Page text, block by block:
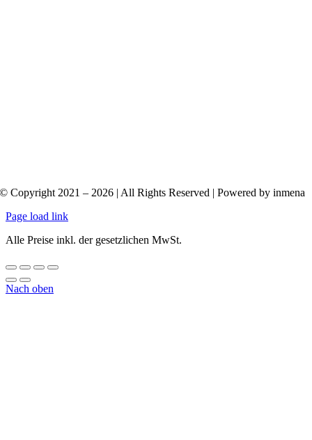
© Copyright 2021 – 2026 | All Rights Reserved | Powered by inmena
Page load link
Alle Preise inkl. der gesetzlichen MwSt.
Nach oben